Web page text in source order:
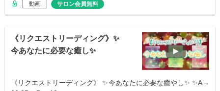
動画 サロン会員無料
《リクエストリーディング》✨
今あなたに必要な癒し✨
《リクエストリーディング》 ✨今あなたに必要な癒やし✨ ✨A→